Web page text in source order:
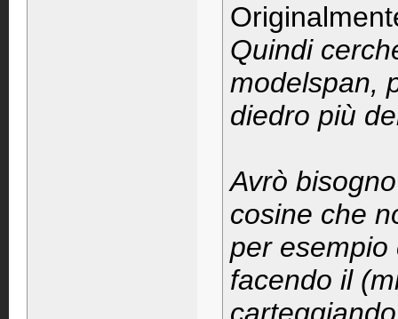
Quindi
modelspan,
diedro più
Avrò
cosine che
per esempio
facendo il